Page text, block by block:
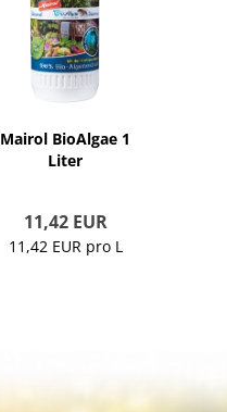
Mairol BioAlgae 1
Liter
11,42 EUR
11,42 EUR pro L